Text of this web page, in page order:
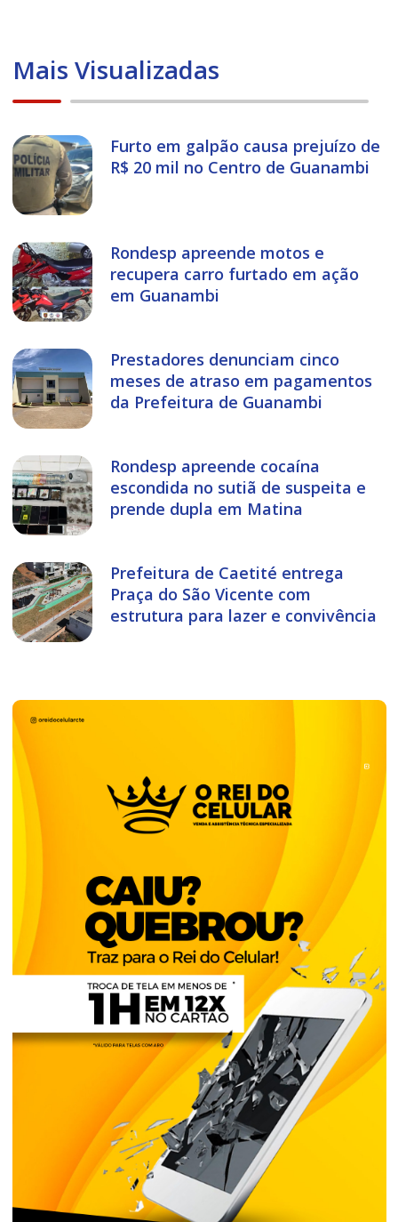
Mais Visualizadas
Furto em galpão causa prejuízo de
R$ 20 mil no Centro de Guanambi
Rondesp apreende motos e
recupera carro furtado em ação
em Guanambi
Prestadores denunciam cinco
meses de atraso em pagamentos
da Prefeitura de Guanambi
Rondesp apreende cocaína
escondida no sutiã de suspeita e
prende dupla em Matina
Prefeitura de Caetité entrega
Praça do São Vicente com
estrutura para lazer e convivência